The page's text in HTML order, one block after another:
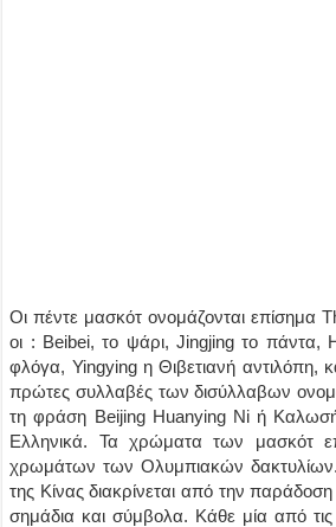
Οι πέντε μασκότ ονομάζονται επίσημα
οι : Beibei, το ψάρι, Jingjing το πάντα,
φλόγα, Yingying η Θιβετιανή αντιλόπη,
πρώτες συλλαβές των δισύλλαβων
τη φράση Beijing Huanying Ni ή
Ελληνικά. Τα χρώματα των μασκότ
χρωμάτων των Ολυμπιακών δακτυλίων.
της Κίνας διακρίνεται από την
σημάδια και σύμβολα. Κάθε μία από τις